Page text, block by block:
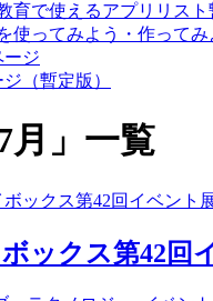
育で使えるアプリリスト
使ってみよう・作ってみ
ージ
（暫定版）
」 一覧
ックス第42回